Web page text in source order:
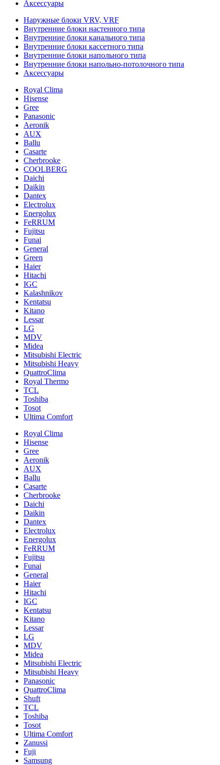
Аксессуары
Наружные блоки VRV, VRF
Внутренние блоки настенного типа
Внутренние блоки канального типа
Внутренние блоки кассетного типа
Внутренние блоки напольного типа
Внутренние блоки напольно-потолочного типа
Аксессуары
Royal Clima
Hisense
Gree
Panasonic
Aeronik
AUX
Ballu
Casarte
Cherbrooke
COOLBERG
Daichi
Daikin
Dantex
Electrolux
Energolux
FeRRUM
Fujitsu
Funai
General
Green
Haier
Hitachi
IGC
Kalashnikov
Kentatsu
Kitano
Lessar
LG
MDV
Midea
Mitsubishi Electric
Mitsubishi Heavy
QuattroClima
Royal Thermo
TCL
Toshiba
Tosot
Ultima Comfort
Royal Clima
Hisense
Gree
Aeronik
AUX
Ballu
Casarte
Cherbrooke
Daichi
Daikin
Dantex
Electrolux
Energolux
FeRRUM
Fujitsu
Funai
General
Haier
Hitachi
IGC
Kentatsu
Kitano
Lessar
LG
MDV
Midea
Mitsubishi Electric
Mitsubishi Heavy
Panasonic
QuattroClima
Shuft
TCL
Toshiba
Tosot
Ultima Comfort
Zanussi
Fuji
Samsung